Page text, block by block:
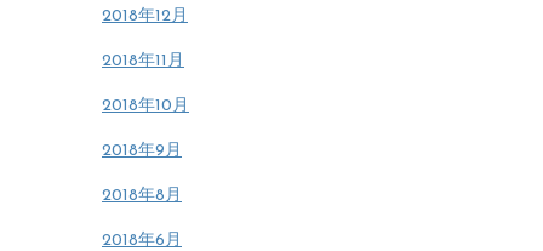
2018年12月
2018年11月
2018年10月
2018年9月
2018年8月
2018年6月